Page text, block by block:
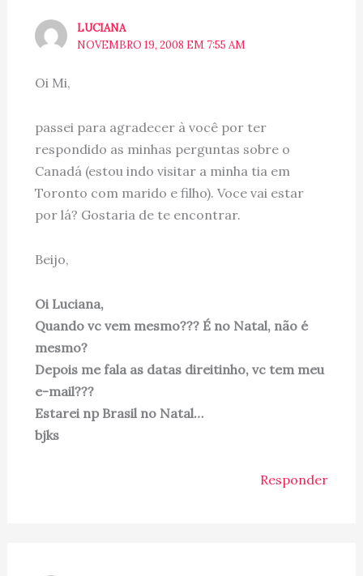
LUCIANA
NOVEMBRO 19, 2008 EM 7:55 AM
Oi Mi,
passei para agradecer à você por ter
respondido as minhas perguntas sobre o
Canadá (estou indo visitar a minha tia em
Toronto com marido e filho). Voce vai estar
por lá? Gostaria de te encontrar.
Beijo,
Oi Luciana,
Quando vc vem mesmo??? É no Natal, não é
mesmo?
Depois me fala as datas direitinho, vc tem meu
e-mail???
Estarei np Brasil no Natal…
bjks
Responder